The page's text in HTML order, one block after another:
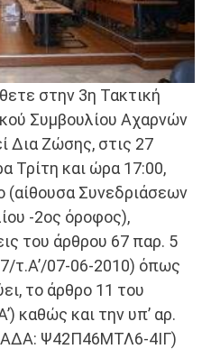
στην 3η Τακτική
Συμβουλίου Αχαρνών
Δια Ζώσης, στις 27
Τρίτη και ώρα 17:00,
(αίθουσα Συνεδριάσεων
-2ος όροφος),
του άρθρου 67 παρ. 5
τ.Α’/07-06-2010) όπως
το άρθρο 11 του
καθώς και την υπ’ αρ.
Ψ42Π46ΜΤΛ6-4ΙΓ)